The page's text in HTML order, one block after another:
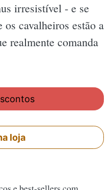
irresistível - e se
cavalheiros estão a
realmente comanda
loja